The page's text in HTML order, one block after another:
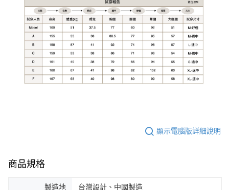
顯示電腦版詳細說明
商品規格
製造地 台灣設計、中國製造